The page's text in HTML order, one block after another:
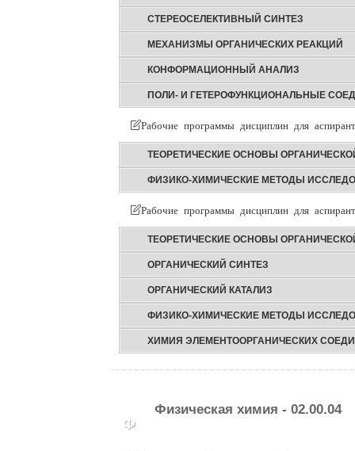
СТЕРЕОСЕЛЕКТИВНЫЙ СИНТЕЗ
МЕХАНИЗМЫ ОРГАНИЧЕСКИХ РЕАКЦИЙ
КОНФОРМАЦИОННЫЙ АНАЛИЗ
ПОЛИ- И ГЕТЕРОФУНКЦИОНАЛЬНЫЕ
Рабочие программы дисциплин для
ТЕОРЕТИЧЕСКИЕ ОСНОВЫ
ФИЗИКО-ХИМИЧЕСКИЕ МЕТОДЫ
Рабочие программы дисциплин для
ТЕОРЕТИЧЕСКИЕ ОСНОВЫ
ОРГАНИЧЕСКИЙ СИНТЕЗ
ОРГАНИЧЕСКИЙ КАТАЛИЗ
ФИЗИКО-ХИМИЧЕСКИЕ МЕТОДЫ
ХИМИЯ ЭЛЕМЕНТООРГАНИЧЕСКИХ
Ф
Физическая химия - 02.00.04